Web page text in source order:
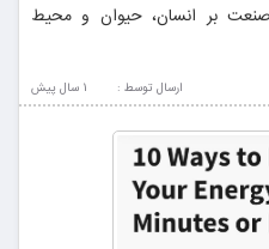
بر انسان، حیوان و محیط
1 سال پيش ارسال توسط :